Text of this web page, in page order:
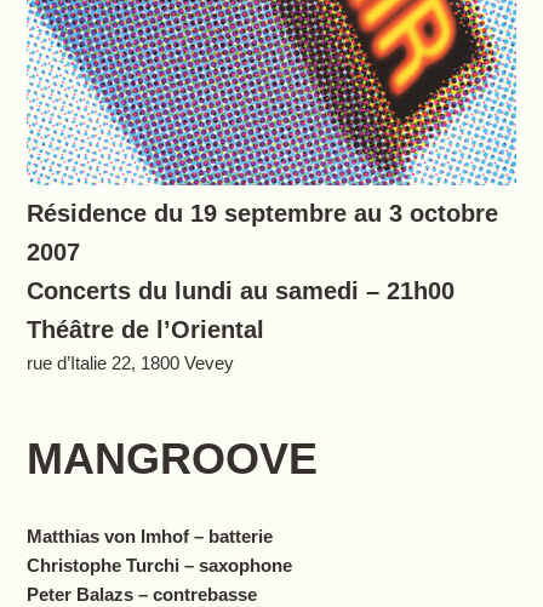
Résidence du 19 septembre au 3 octobre
2007
Concerts du lundi au samedi – 21h00
Théâtre de l’Oriental
rue d’Italie 22, 1800 Vevey
MANGROOVE
Matthias von Imhof – batterie
Christophe Turchi – saxophone
Peter Balazs – contrebasse